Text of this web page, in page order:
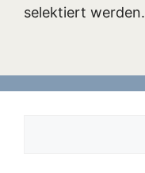
selektiert werden.